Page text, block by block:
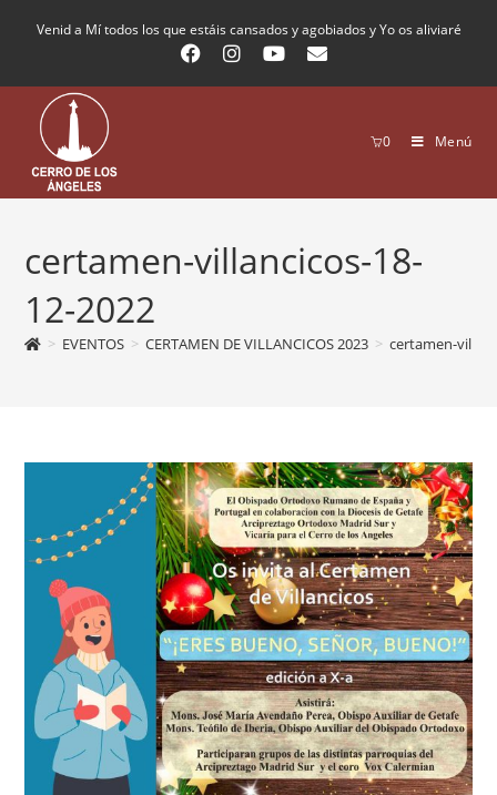
Venid a Mí todos los que estáis cansados y agobiados y Yo os aliviaré
0 Menú
certamen-villancicos-18-
12-2022
> EVENTOS > CERTAMEN DE VILLANCICOS 2023 > certamen-